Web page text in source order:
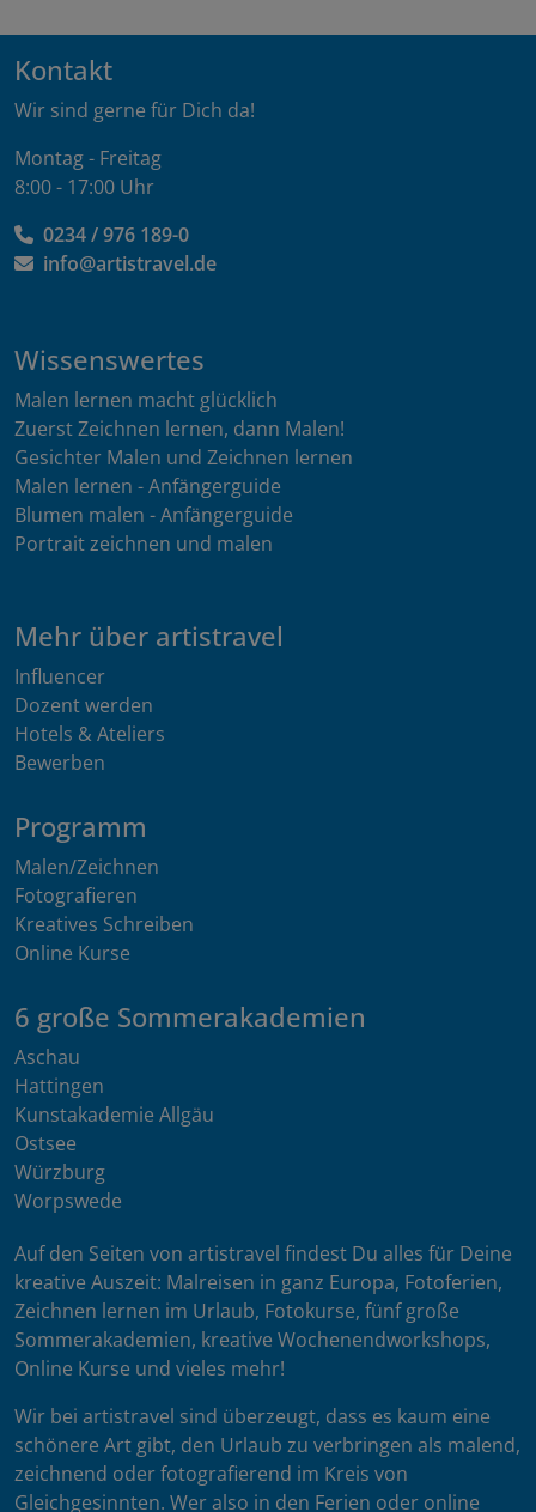
Kontakt
Wir sind gerne für Dich da!
Montag - Freitag
8:00 - 17:00 Uhr
0234 / 976 189-0
info@artistravel.de
Wissenswertes
Malen lernen macht glücklich
Zuerst Zeichnen lernen, dann Malen!
Gesichter Malen und Zeichnen lernen
Malen lernen - Anfängerguide
Blumen malen - Anfängerguide
Portrait zeichnen und malen
Mehr über artistravel
Influencer
Dozent werden
Hotels & Ateliers
Bewerben
Programm
Malen/Zeichnen
Fotografieren
Kreatives Schreiben
Online Kurse
6 große Sommerakademien
Aschau
Hattingen
Kunstakademie Allgäu
Ostsee
Würzburg
Worpswede
Auf den Seiten von artistravel findest Du alles für Deine
kreative Auszeit: Malreisen in ganz Europa, Fotoferien,
Zeichnen lernen im Urlaub, Fotokurse, fünf große
Sommerakademien, kreative Wochenendworkshops,
Online Kurse und vieles mehr!
Wir bei artistravel sind überzeugt, dass es kaum eine
schönere Art gibt, den Urlaub zu verbringen als malend,
zeichnend oder fotografierend im Kreis von
Gleichgesinnten. Wer also in den Ferien oder online